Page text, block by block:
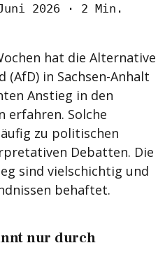
2026 · 2 Min.
hat die Alternative
(AfD) in Sachsen-Anhalt
Anstieg in den
erfahren. Solche
zu politischen
Debatten. Die
sind vielschichtig und
behaftet.
nur durch